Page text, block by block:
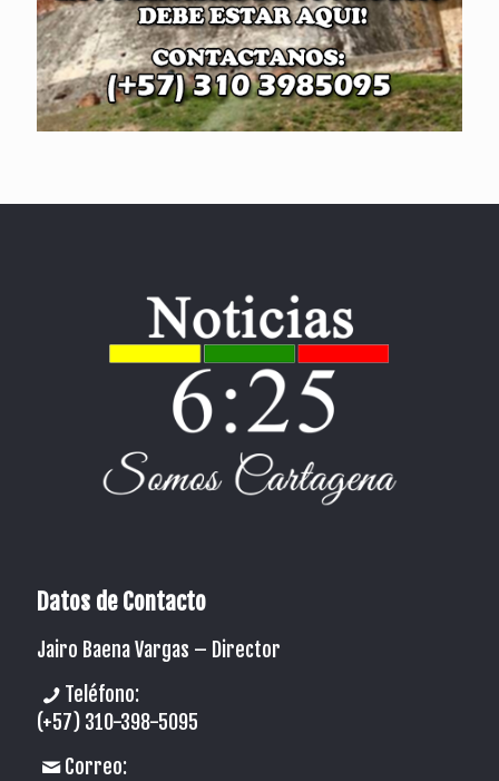
Datos de Contacto
Jairo Baena Vargas – Director
Teléfono:
(+57) 310-398-5095
Correo: